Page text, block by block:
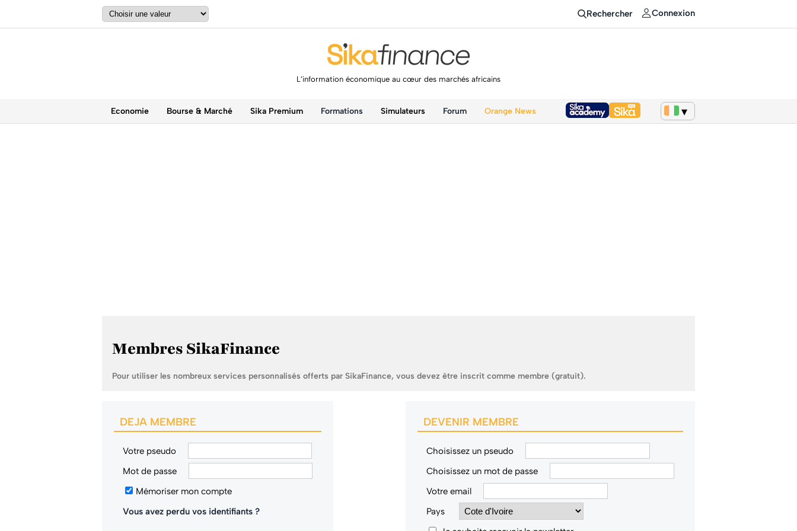
Rechercher Connexion
L’information économique au cœur des marchés africains
Economie Bourse & Marché Sika Premium Formations Simulateurs Forum Orange News
Membres SikaFinance
Pour utiliser les nombreux services personnalisés offerts par SikaFinance, vous devez être inscrit comme membre (gratuit).
DEJA MEMBRE
Votre pseudo
Mot de passe
Mémoriser mon compte
Vous avez perdu vos identifiants ?
DEVENIR MEMBRE
Choisissez un pseudo
Choisissez un mot de passe
Votre email
Pays